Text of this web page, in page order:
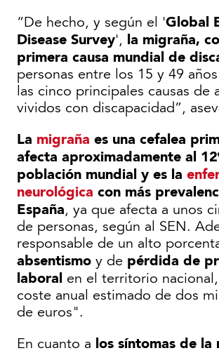
“De hecho, y según el 'Global
Disease Survey', la migraña,
primera causa mundial de
personas entre los 15 y 49
las cinco principales causas de
vividos con discapacidad”,
La migraña es una cefalea
afecta aproximadamente al
población mundial y es la
neurológica con más
España, ya que afecta a unos
de personas, según al SEN.
responsable de un alto
absentismo y de pérdida de
laboral en el territorio
coste anual estimado de dos
de euros".
En cuanto a los síntomas de la